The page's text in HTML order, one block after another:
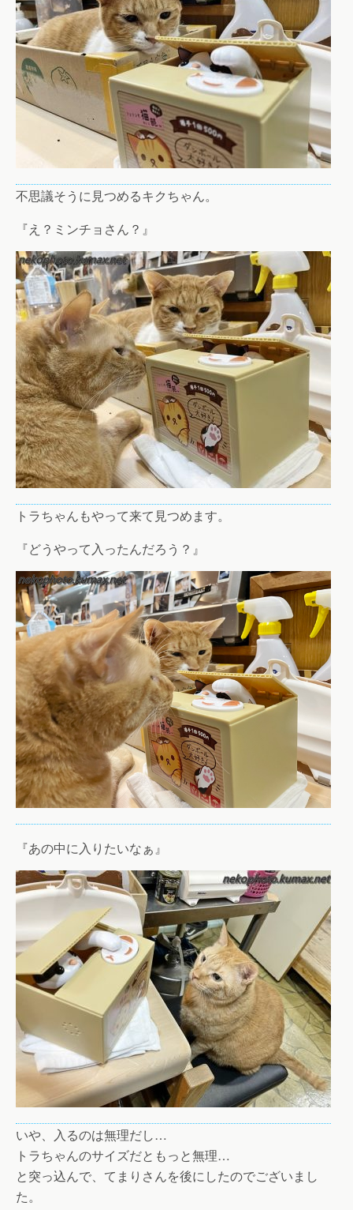
不思議そうに見つめるキクちゃん。
『え？ミンチョさん？』
トラちゃんもやって来て見つめます。
『どうやって入ったんだろう？』
『あの中に入りたいなぁ』
いや、入るのは無理だし…
トラちゃんのサイズだともっと無理…
と突っ込んで、てまりさんを後にしたのでございまし
た。